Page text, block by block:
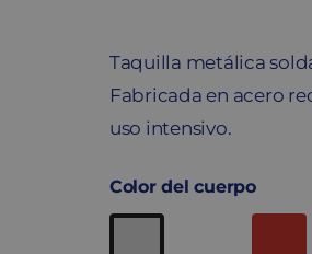
Taquilla metálica
Fabricada en acero
uso intensivo.
Color del cuerpo